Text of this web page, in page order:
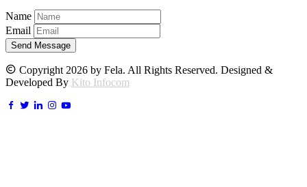
Name
Email
Send Message
Copyright 2026 by Fela. All Rights Reserved. Designed &
Developed By Kito Infocom